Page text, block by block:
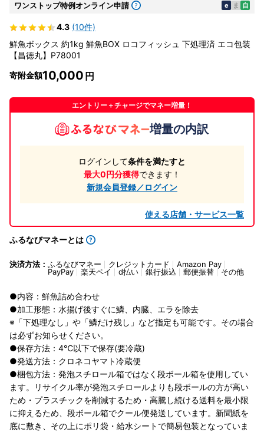
ワンストップ特例オンライン申請 e ま 自
4.3 (10件)
鮮魚ボックス 約1kg 鮮魚BOX ロコフィッシュ 下処理済 エコ包装
【昌徳丸】P78001
寄附金額10,000
エントリー＋チャージでマネー増量！
増量の内訳
ログインして条件を満たすと
最大0円分獲得できます！
新規会員登録／ログイン
使える店舗・サービス一覧
ふるなびマネーとは
決済方法： ふるなびマネー クレジットカード
Amazon Pay
PayPay
楽天ペイ d払い 銀行振込 郵便振替 その他
●内容：鮮魚詰め合わせ
●加工形態：水揚げ後すぐに鱗、内臓、エラを除去
※「下処理なし」や「鱗だけ残し」など指定も可能です。その場合
は必ずお知らせください。
●保存方法：4℃以下で保存(要冷蔵)
●発送方法：クロネコヤマト冷蔵便
●梱包方法：発泡スチロール箱ではなく段ボール箱を使用してい
ます。リサイクル率が発泡スチロールよりも段ボールの方が高い
ため・プラスチックを削減するため・高騰し続ける送料を最小限
に抑えるため、段ボール箱でクール便発送しています。新聞紙を
底に敷き、その上にポリ袋・給水シートで簡易包装となっていま